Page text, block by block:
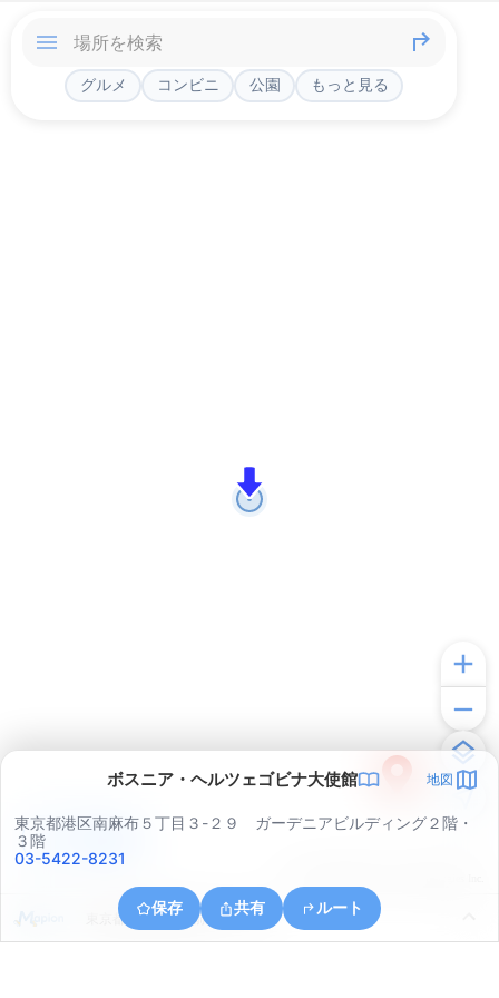
グルメ コンビニ 公園 もっと見る
ボスニア・ヘルツェゴビナ大使館 地図
東京都港区南麻布５丁目３-２９ ガーデニアビルディング２階・
３階
03-5422-8231
保存 共有 ルート
東京都渋谷区神宮前３丁目３８
アプリで見る